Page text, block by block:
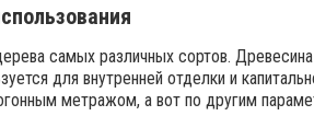
самых различных сортов.
для внутренней отделки и
метражом, а вот по другим